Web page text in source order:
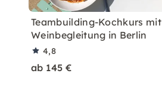
Teambuilding-Kochkurs mit
Weinbegleitung in Berlin
4,8
ab 145 €